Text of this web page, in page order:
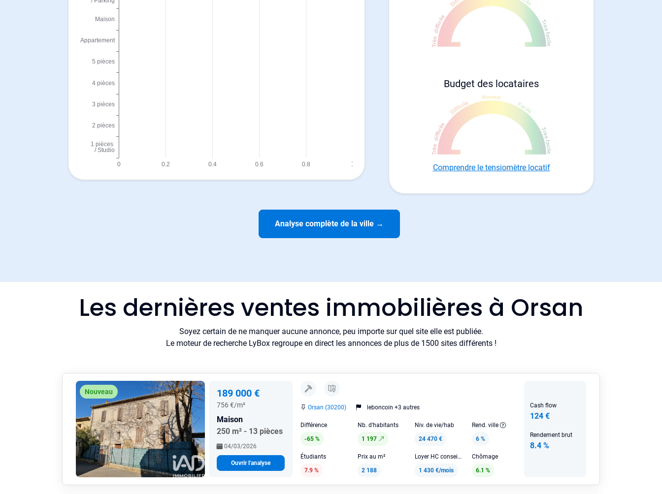
Budget des locataires
Comprendre le tensiomètre locatif
Analyse complète de la ville →
Les dernières ventes immobilières à Orsan
Soyez certain de ne manquer aucune annonce, peu importe sur quel site elle est publiée.
Le moteur de recherche LyBox regroupe en direct les annonces de plus de 1500 sites différents !
Nouveau 189 000 €
756 €/m²
Maison
250 m² - 13 pièces
04/03/2026
Ouvrir l'analyse
Orsan (30200) leboncoin +3 autres
Différence
-65 %
Nb. d'habitants
1 197
Niv. de vie/hab
24 470 €
Rend. ville
6 %
Étudiants
7.9 %
Prix au m²
2 188
Loyer HC conseillé
1 430 €/mois
Chômage
6.1 %
Cash flow
124 €
Rendement brut
8.4 %